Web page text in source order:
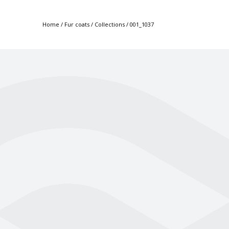
Home / Fur coats / Collections / 001_1037